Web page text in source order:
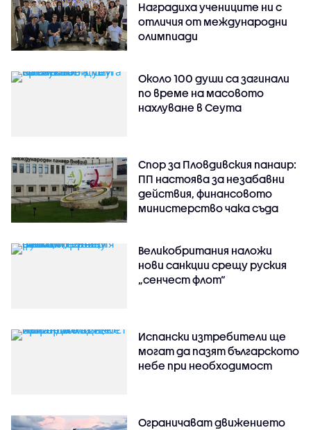
Наградиха учениците ни с
отличия от международни
олимпиади
Около 100 души са загинали
по време на масовото
нахлуване в Сеута
Спор за Пловдивския панаир:
ПП настоява за незабавни
действия, финансовото
министерство чака съда
Великобритания наложи
нови санкции срещу руския
„сенчест флот“
Испански изтребители ще
могат да пазят българското
небе при необходимост
Ограничават движението